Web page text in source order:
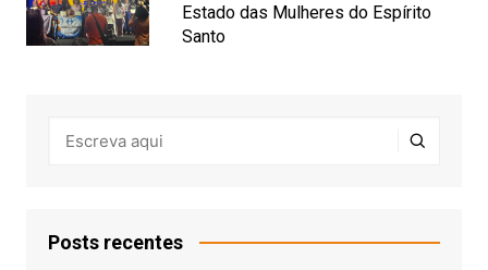
Estado das Mulheres do Espírito
Santo
Posts recentes